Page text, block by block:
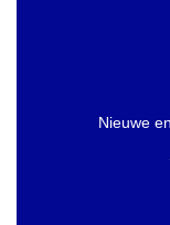
Nieuwe